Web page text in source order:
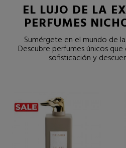
EL LUJO DE LA
PERFUMES
Sumérgete en el mundo de
Descubre perfumes únicos
sofisticación y